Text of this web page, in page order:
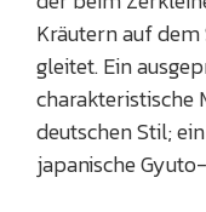
Kräutern auf
gleitet. Ein
charakteristische
deutschen Stil;
japanische